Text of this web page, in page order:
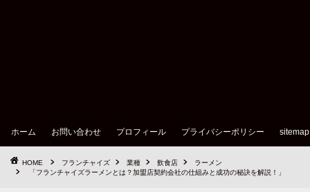
ホーム お問い合わせ プロフィール プライバシーポリシー sitemap
HOME フランチャイズ 業種 飲食店
ラーメン
「フランチャイズラーメンとは？加盟店契約会社の仕組みと成功の秘訣を解説！」